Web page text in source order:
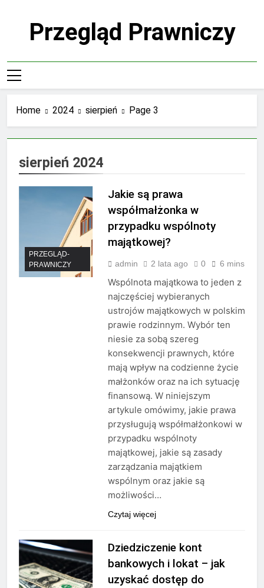
Przegląd Prawniczy
Home 2024 sierpień Page 3
sierpień 2024
PRZEGLĄD-
PRAWNICZY
Jakie są prawa
współmałżonka w
przypadku wspólnoty
majątkowej?
admin 2 lata ago 0 6 mins
Wspólnota majątkowa to jeden z
najczęściej wybieranych
ustrojów majątkowych w polskim
prawie rodzinnym. Wybór ten
niesie za sobą szereg
konsekwencji prawnych, które
mają wpływ na codzienne życie
małżonków oraz na ich sytuację
finansową. W niniejszym
artykule omówimy, jakie prawa
przysługują współmałżonkowi w
przypadku wspólnoty
majątkowej, jakie są zasady
zarządzania majątkiem
wspólnym oraz jakie są
możliwości…
Czytaj więcej
Dziedziczenie kont
bankowych i lokat – jak
uzyskać dostęp do